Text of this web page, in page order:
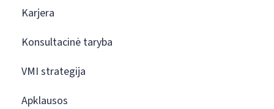
Karjera
Konsultacinė taryba
VMI strategija
Apklausos